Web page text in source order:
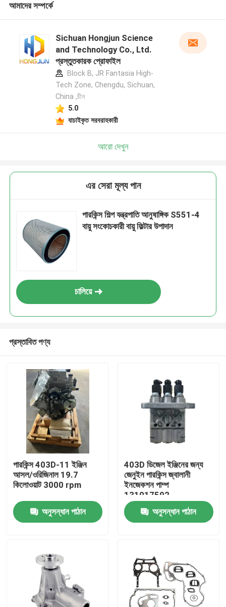
আমাদের সম্পর্কে
আমাদের সম্পর্কে
Sichuan Hongjun Science
and Technology Co., Ltd.
প্রস্তুতকারক প্রোফাইল
Block B, JR Fantasia High-
Tech Zone, Chengdu, Sichuan,
China ,চীন
5.0
যাচাইকৃত সরবরাহকারী
আরো দেখুন
এর সেরা মূল্য পান
পারকিন্স শিল্প যন্ত্রপাতি আনুষাঙ্গিক S551-4
বায়ু সংকোচকারী বায়ু ফিল্টার উপাদান
চালিয়ে
প্রস্তাবিত পণ্য
পারকিন্স 403D-11 ইঞ্জিন
আসল/ওরিজিনাল 19.7
কিলোওয়াট 3000 rpm
অনুসন্ধান পাঠান
403D ডিজেল ইঞ্জিনের জন্য
জেনুইন পারকিন্স জ্বালানী
ইনজেকশন পাম্প
131017592
অনুসন্ধান পাঠান